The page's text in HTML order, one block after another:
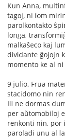
Kun Anna,
tagoj, ni iom
parolkontakto
longa,
malkaŝeco kaj
dividante ĝojojn
momento ke al
9 julio. Frua
stacidomo nin
Ili ne dormas
per aŭtomobiloj
renkonti nin, por
paroladi unu al